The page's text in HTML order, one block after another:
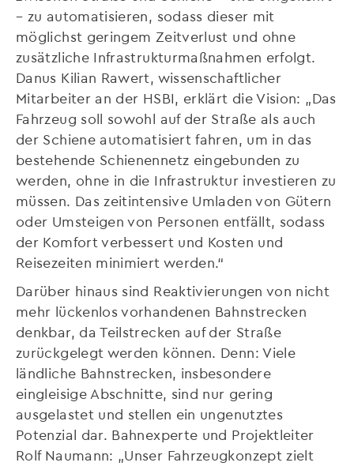
– zu automatisieren, sodass dieser mit
möglichst geringem Zeitverlust und ohne
zusätzliche Infrastrukturmaßnahmen erfolgt.
Danus Kilian Rawert, wissenschaftlicher
Mitarbeiter an der HSBI, erklärt die Vision: „Das
Fahrzeug soll sowohl auf der Straße als auch
der Schiene automatisiert fahren, um in das
bestehende Schienennetz eingebunden zu
werden, ohne in die Infrastruktur investieren zu
müssen. Das zeitintensive Umladen von Gütern
oder Umsteigen von Personen entfällt, sodass
der Komfort verbessert und Kosten und
Reisezeiten minimiert werden.“
Darüber hinaus sind Reaktivierungen von nicht
mehr lückenlos vorhandenen Bahnstrecken
denkbar, da Teilstrecken auf der Straße
zurückgelegt werden können. Denn: Viele
ländliche Bahnstrecken, insbesondere
eingleisige Abschnitte, sind nur gering
ausgelastet und stellen ein ungenutztes
Potenzial dar. Bahnexperte und Projektleiter
Rolf Naumann: „Unser Fahrzeugkonzept zielt